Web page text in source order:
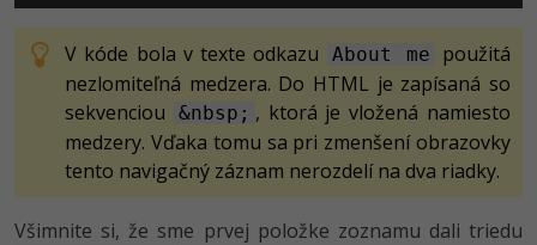
V kóde bola v texte odkazu About me
použitá
nezlomiteľná medzera. Do HTML je zapísaná so
sekvenciou
&nbsp; , ktorá je vložená namiesto
medzery. Vďaka tomu sa pri zmenšení obrazovky
tento navigačný záznam nerozdelí na dva riadky.
Všimnite si, že sme prvej položke zoznamu dali triedu